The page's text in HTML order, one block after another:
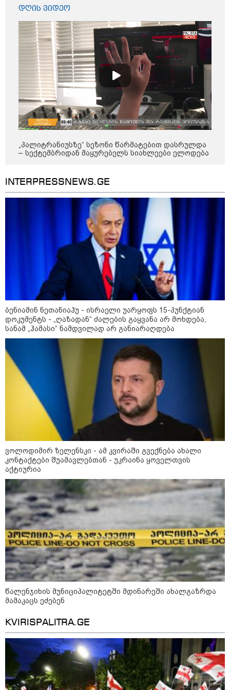
რაკეტებით მიიტანა
14:13 / 04-08-2026
მორიგი თავდასხმა რუსეთში,
ნავთობგადამამუშავებელ
ქარხანაზე - რა დეტალებია
ცნობილი
კატეგორიის ყველა სიახლე
კატეგორიები
10
აგვისტო
დღის ზოგადი
ასტროლოგიური
პროგნოზი
აგვისტო აგარაკზე: ეს 5 საქმე
უნდა მოასწროთ შემოდგომის
დადგომამდე
ფული ამ ზოდიაქოს ნიშნების
ხელში აღმოჩნდება: ვინ
გამდიდრდება?
აუცილებელი სამოსი
დღის ვიდეო
„პალიტრანიუსზე“ სეზონი წარმატებით დასრულდა
– სექტემბრიდან მაყურებელს სიახლეები ელოდება
INTERPRESSNEWS.GE
ბენიამინ ნეთანიაჰუ - ისრაელი უარყოფს 15-პუნქტიან
დოკუმენტს - „ღაზადან“ ძალების გაყვანა არ მოხდება,
სანამ „ჰამასი“ ნამდვილად არ განიარაღდება
ვოლოდიმირ ზელენსკი - ამ კვირაში გვექნება ახალი
კონტაქტები შუამავლებთან - უკრაინა ყოველთვის
აქტიურია
წალენჯიხის მუნიციპალიტეტში მდინარეში ახალგაზრდა
მამაკაცს ეძებენ
KVIRISPALITRA.GE